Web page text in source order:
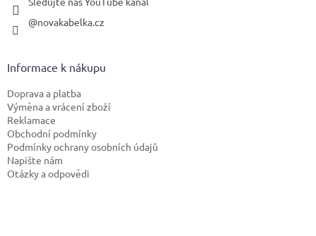
@novakabelka.cz
Informace k nákupu
Doprava a platba
Výměna a vrácení zboží
Reklamace
Obchodní podmínky
Podmínky ochrany osobních údajů
Napište nám
Otázky a odpovědi